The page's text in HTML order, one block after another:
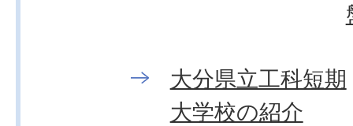
大分県立工科短期
大学校の紹介